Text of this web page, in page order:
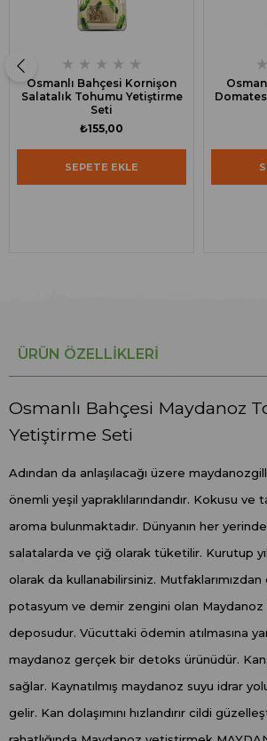
★ ★ ★ ★ ★
Osmanlı Bahçesi Kornişon
Salatalık Tohumu Yetiştirme
Seti
₺155,00
SEPETE EKLE
★
ÜRÜN ÖZELLIKLERI
Osmanlı Bahçesi Maydanoz
Yetiştirme Seti
Adından da anlaşılacağı üzere
önemli yeşil yapraklılarındandır. Kokusu ve
aroma bulunmaktadır. Dünyanın her
salatalarda ve çiğ olarak tüketilir. Kurutup
olarak da kullanabilirsiniz.
potasyum ve demir zengini olan Maydanoz
deposudur. Vücuttaki ödemin atılmasına
maydanoz gerçek bir detoks ürünüdür.
sağlar. Kaynatılmış maydanoz suyu idrar
gelir. Kan dolaşımını hızlandırır cildi